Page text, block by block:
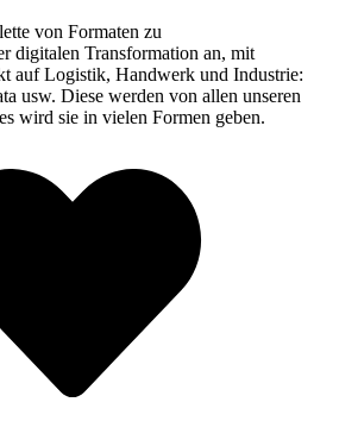
von Formaten zu
digitalen Transformation an, mit
auf Logistik, Handwerk und Industrie:
usw. Diese werden von allen unseren
wird sie in vielen Formen geben.